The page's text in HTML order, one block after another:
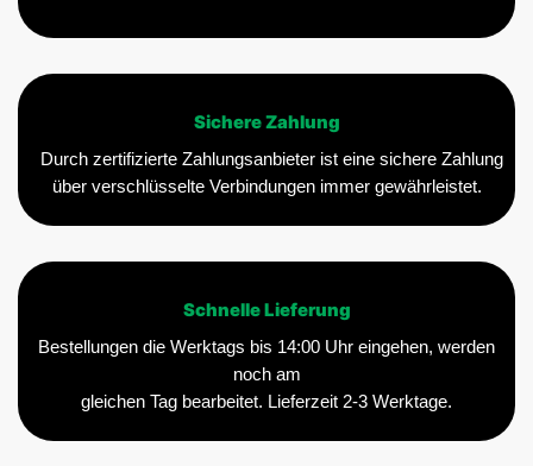
Sichere Zahlung
Durch zertifizierte Zahlungsanbieter ist eine sichere Zahlung
über verschlüsselte Verbindungen immer gewährleistet.
Schnelle Lieferung
Bestellungen die Werktags bis 14:00 Uhr eingehen, werden
noch am
gleichen Tag bearbeitet. Lieferzeit 2-3 Werktage.